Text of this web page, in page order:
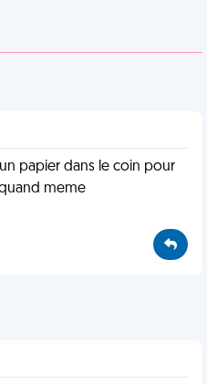
papier dans le coin pour
meme